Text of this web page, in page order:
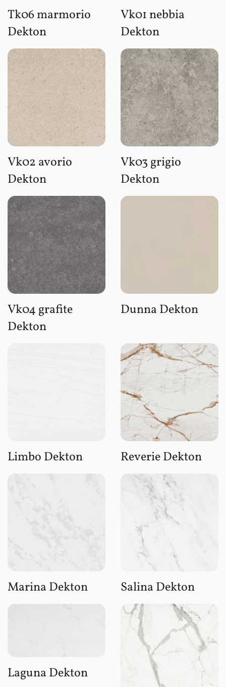
Tk06 marmorio
Dekton
Vk01 nebbia
Dekton
Vk02 avorio
Dekton
Vk03 grigio
Dekton
Vk04 grafite
Dekton
Dunna Dekton
Limbo Dekton Reverie Dekton
Marina Dekton Salina Dekton
Laguna Dekton